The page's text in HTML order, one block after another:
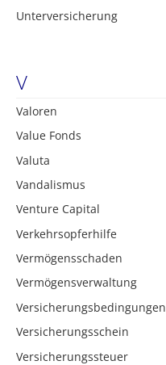
Unterversicherung
V
Valoren
Value Fonds
Valuta
Vandalismus
Venture Capital
Verkehrsopferhilfe
Vermögensschaden
Vermögensverwaltung
Versicherungsbedingungen
Versicherungsschein
Versicherungssteuer